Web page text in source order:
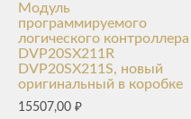
Модуль
программируемого
логического контроллера
DVP20SX211R
DVP20SX211S, новый
оригинальный в коробке
15507,00 ₽